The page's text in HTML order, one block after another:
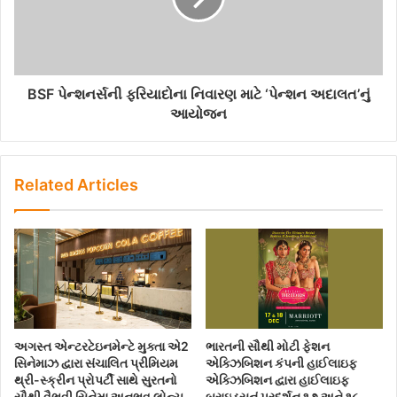
BSF પેન્શનર્સની ફરિયાદોના નિવારણ માટે ‘પેન્શન અદાલત’નું
આયોજન
Related Articles
અગસ્ત એન્ટરટેઇનમેન્ટે મુક્તા એ2
સિનેમાઝ દ્વારા સંચાલિત પ્રીમિયમ
થ્રી-સ્ક્રીન પ્રોપર્ટી સાથે સુરતનો
ભારતની સૌથી મોટી ફેશન
એક્ઝિબિશન કંપની હાઈલાઇફ
એક્ઝિબિશન દ્વારા હાઈલાઇફ